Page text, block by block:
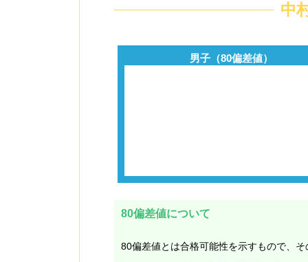
中
男子（80偏差値）
80偏差値について
80偏差値とは合格可能性を示すもので、